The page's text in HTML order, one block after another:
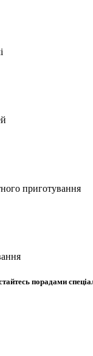
приготування
порадами